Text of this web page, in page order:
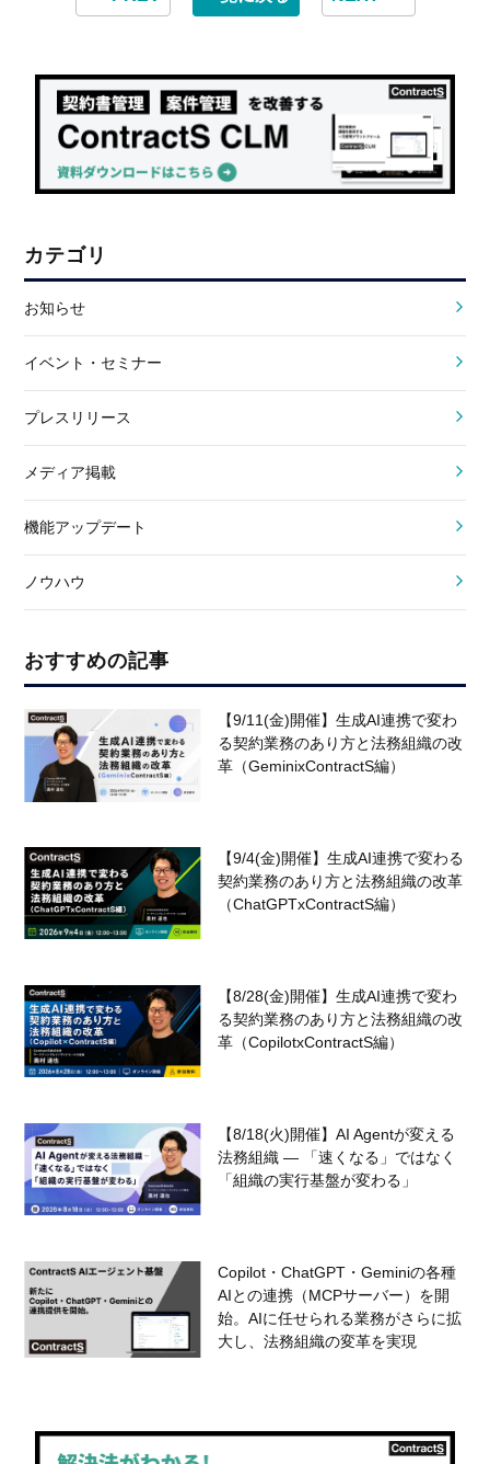
カテゴリ
お知らせ
イベント・セミナー
プレスリリース
メディア掲載
機能アップデート
ノウハウ
おすすめの記事
【9/11(金)開催】生成AI連携で変わ
る契約業務のあり方と法務組織の改
革（GeminixContractS編）
【9/4(金)開催】生成AI連携で変わる
契約業務のあり方と法務組織の改革
（ChatGPTxContractS編）
【8/28(金)開催】生成AI連携で変わ
る契約業務のあり方と法務組織の改
革（CopilotxContractS編）
【8/18(火)開催】AI Agentが変える
法務組織 — 「速くなる」ではなく
「組織の実行基盤が変わる」
Copilot・ChatGPT・Geminiの各種
AIとの連携（MCPサーバー）を開
始。AIに任せられる業務がさらに拡
大し、法務組織の変革を実現